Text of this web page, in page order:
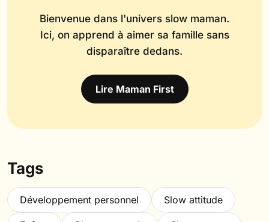
Bienvenue dans l'univers slow maman.
Ici, on apprend à aimer sa famille sans
disparaître dedans.
Lire Maman First
Tags
Développement personnel Slow attitude